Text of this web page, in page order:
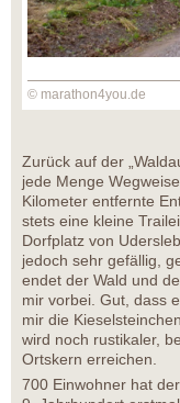
© marathon4you.de
Zurück auf der
jede Menge
Kilometer entfernte
stets eine kleine
Dorfplatz von
jedoch sehr gefällig,
endet der Wald und
mir vorbei. Gut, dass
mir die
wird noch rustikaler,
Ortskern erreichen.
700 Einwohner hat